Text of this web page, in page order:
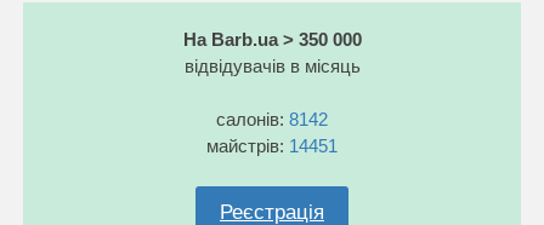
На Barb.ua > 350 000
відвідувачів в місяць
салонів: 8142
майстрів: 14451
Реєстрація